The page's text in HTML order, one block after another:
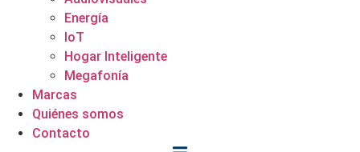
Energía
IoT
Hogar Inteligente
Megafonía
Marcas
Quiénes somos
Contacto